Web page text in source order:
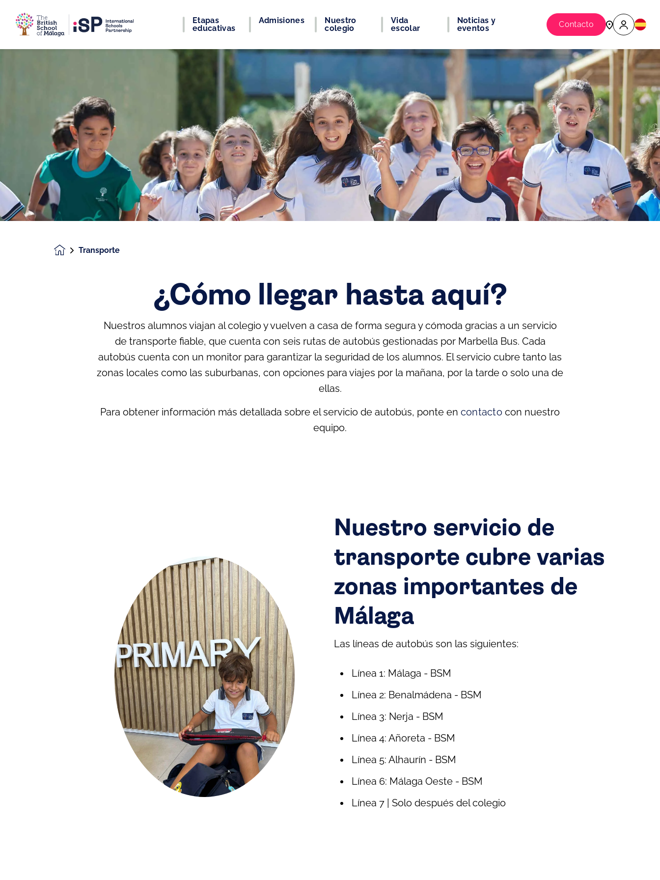
Etapas
educativas
Admisiones
Nuestro
colegio
Vida
escolar
Noticias y
eventos
Contacto
HomepageTransporte
¿Cómo llegar hasta aquí?
Nuestros alumnos viajan al colegio y vuelven a casa de forma segura y cómoda gracias a un servicio
de transporte fiable, que cuenta con seis rutas de autobús gestionadas por Marbella Bus. Cada
autobús cuenta con un monitor para garantizar la seguridad de los alumnos. El servicio cubre tanto las
zonas locales como las suburbanas, con opciones para viajes por la mañana, por la tarde o solo una de
ellas.
Para obtener información más detallada sobre el servicio de autobús, ponte en contactocon nuestro
equipo.
Nuestro servicio de
transporte cubre varias
zonas importantes de
Málaga
Las líneas de autobús son las siguientes:
Línea 1: Málaga - BSM
Línea 2: Benalmádena - BSM
Línea 3: Nerja - BSM
Línea 4: Añoreta - BSM
Línea 5: Alhaurín - BSM
Línea 6: Málaga Oeste - BSM
Línea 7 | Solo después del colegio